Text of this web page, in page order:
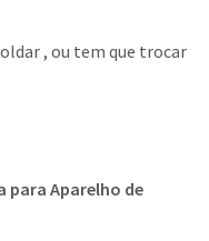
, ou tem que trocar
para Aparelho de